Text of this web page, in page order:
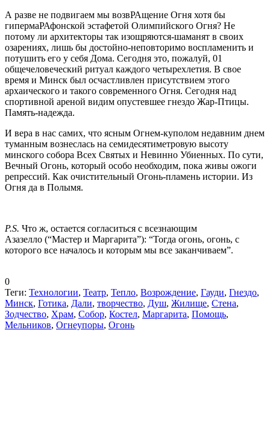
А разве не подвигаем мы возвРАщение Огня хотя бы
гипермаРАфонской эстафетой Олимпийского Огня? Не
потому ли архитекторы так изощряются-шаманят в своих
озарениях, лишь бы достойно-неповторимо воспламенить и
потушить его у себя Дома. Сегодня это, пожалуй, 01
общечеловеческий ритуал каждого четырехлетия. В свое
время и Минск был осчастливлен присутствием этого
архаического и такого современного Огня. Сегодня над
спортивной ареной видим опустевшее гнездо Жар-Птицы.
Память-надежда.
И вера в нас самих, что ясным Огнем-куполом недавним днем
туманным вознеслась на семидесятиметровую высоту
минского собора Всех Святых и Невинно Убиенных. По сути,
Вечный Огонь, который особо необходим, пока живы ожоги
репрессий. Как очистительный Огонь-пламень истории. Из
Огня да в Полымя.
Р.S. Что ж, остается согласиться с всезнающим
Азазелло (“Мастер и Маргарита”): “Тогда огонь, огонь, с
которого все началось и которым мы все заканчиваем”.
0
Теги: Технологии, Театр, Тепло, Возрождение, Гауди, Гнездо,
Минск, Готика, Дали, творчество, Душ, Жилище, Стена,
Зодчество, Храм, Собор, Костел, Маргарита, Помощь,
Мельников, Огнеупоры, Огонь